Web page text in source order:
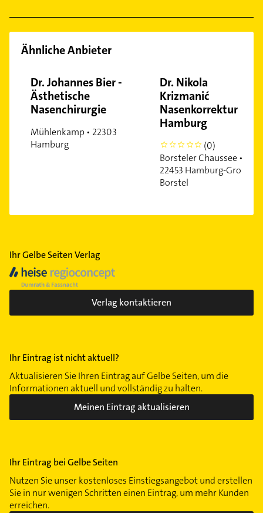
Ähnliche Anbieter
Dr. Johannes Bier -
Ästhetische
Nasenchirurgie
Mühlenkamp • 22303
Hamburg
Dr. Nikola
Krizmanić
Nasenkorrektur
Hamburg
0
(0)
Borsteler Chaussee •
22453 Hamburg-Groß
Borstel
Ihr Gelbe Seiten Verlag
Verlag kontaktieren
Ihr Eintrag ist nicht aktuell?
Aktualisieren Sie Ihren Eintrag auf Gelbe Seiten, um die
Informationen aktuell und vollständig zu halten.
Meinen Eintrag aktualisieren
Ihr Eintrag bei Gelbe Seiten
Nutzen Sie unser kostenloses Einstiegsangebot und erstellen
Sie in nur wenigen Schritten einen Eintrag, um mehr Kunden
erreichen.